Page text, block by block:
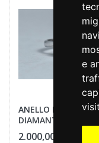
e
ANELLO
DIAMANTI
2.000,00 €